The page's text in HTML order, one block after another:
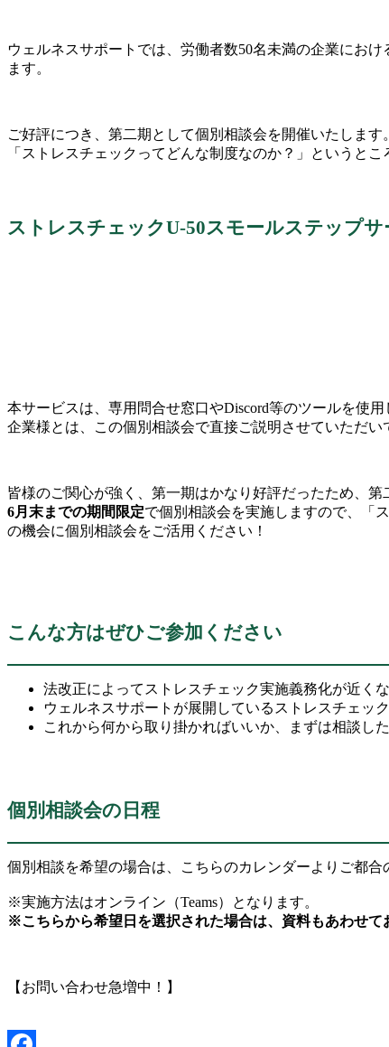
ウェルネスサポートでは、労働者数50名未満の企業にお
ます。
ご好評につき、第二期として個別相談会を開催いたします。
「ストレスチェックってどんな制度なのか？」というと
ストレスチェックU-50スモールステップ
本サービスは、専用問合せ窓口やDiscord等のツールを使
企業様とは、この個別相談会で直接ご説明させていただい
皆様のご関心が強く、第一期はかなり好評だったため、第
6月末までの期間限定で個別相談会を実施しますので、「
の機会に個別相談会をご活用ください！
こんな方はぜひご参加ください
法改正によってストレスチェック実施義務化が近く
ウェルネスサポートが展開しているストレスチェッ
これから何から取り掛かればいいか、まずは相談し
個別相談会の日程
個別相談を希望の場合は、こちらのカレンダーよりご都合
※実施方法はオンライン（Teams）となります。
※こちらから希望日を選択された場合は、資料もあわせて
【お問い合わせ急増中！】